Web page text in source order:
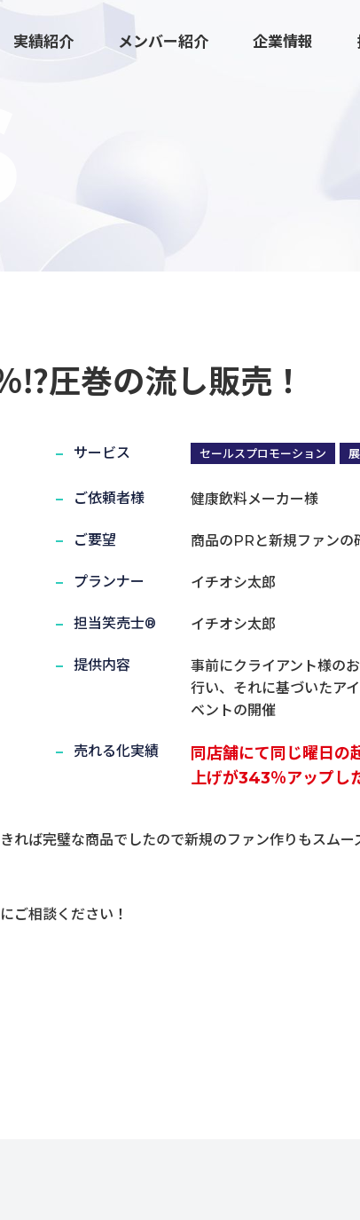
採用マ
ィブ・ツール制作
売士・タレント 営業・販売・マ
実績紹介 メンバー紹介 企業情報
⁉圧巻の流し販売！
サービス セールスプロモーション
ご依頼者様 健康飲料メーカー様
ご要望 商品のPRと新規ファンの
プランナー イチオシ太郎
担当笑売士® イチオシ太郎
提供内容
事前にクライアント様の
行い、それに基づいたア
ベントの開催
売れる化実績
同店舗にて同じ曜日の
上げが343％アップし
ば完璧な商品でしたので新規のファン作りもスム
ご相談ください！